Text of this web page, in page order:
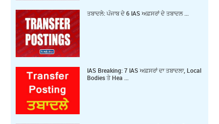
ਤਬਾਦਲੇ: ਪੰਜਾਬ ਦੇ 6 IAS ਅਫ਼ਸਰਾਂ ਦੇ ਤਬਾਦਲ ...
IAS Breaking: 7 IAS ਅਫ਼ਸਰਾਂ ਦਾ ਤਬਾਦਲਾ, Local
Bodies ਤੇ Hea ...